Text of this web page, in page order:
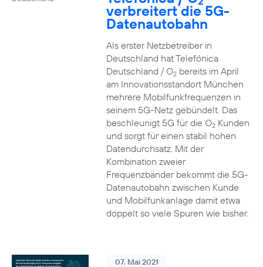
verbreitert die 5G-
Datenautobahn
Als erster Netzbetreiber in
Deutschland hat Telefónica
Deutschland / O2bereits im April
am Innovationsstandort München
mehrere Mobilfunkfrequenzen in
seinem 5G-Netz gebündelt. Das
beschleunigt 5G für die O2Kunden
und sorgt für einen stabil hohen
Datendurchsatz. Mit der
Kombination zweier
Frequenzbänder bekommt die 5G-
Datenautobahn zwischen Kunde
und Mobilfunkanlage damit etwa
doppelt so viele Spuren wie bisher.
07. Mai 2021